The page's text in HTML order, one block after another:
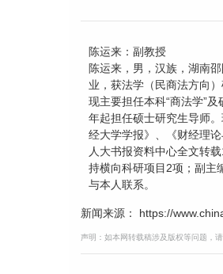
陈运来：副教授
陈运来，男，汉族，湖南
业，获法学（民商法方向
现主要担任本科“商法学”
年起担任硕士研究生导师
经大学学报》、《财经理
人大书报资料中心全文转
持横向科研项目2项；副
与本人联系。
新闻来源： https://
声明：如本网转载稿涉及版权等问题，